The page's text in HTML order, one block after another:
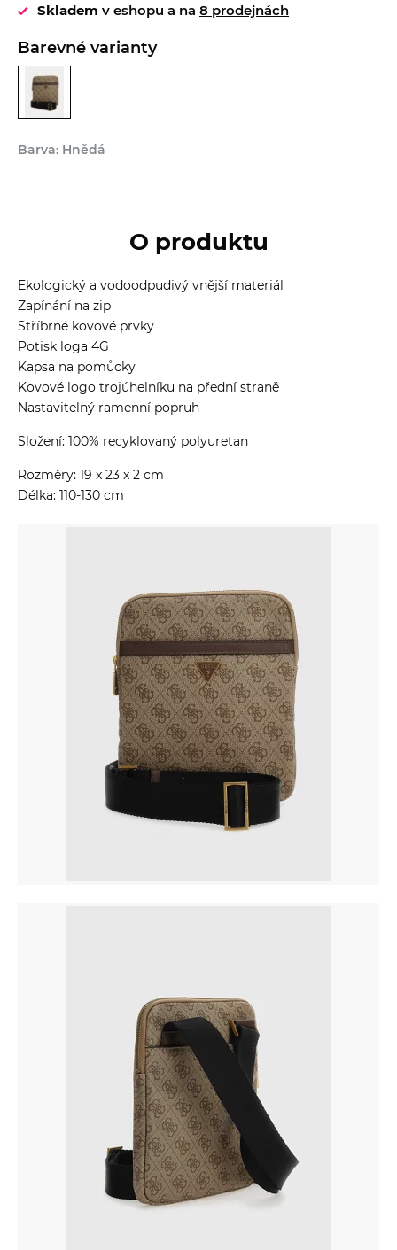
Skladem v eshopu a na 8 prodejnách
Barevné varianty
Barva: Hnědá
O produktu
Ekologický a vodoodpudivý vnější materiál
Zapínání na zip
Stříbrné kovové prvky
Potisk loga 4G
Kapsa na pomůcky
Kovové logo trojúhelníku na přední straně
Nastavitelný ramenní popruh
Složení: 100% recyklovaný polyuretan
Rozměry: 19 x 23 x 2 cm
Délka: 110-130 cm